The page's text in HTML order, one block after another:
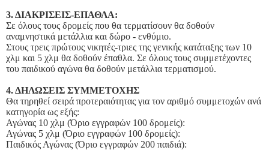
3. ΔΙΑΚΡΙΣΕΙΣ-ΕΠΑΘΛΑ:
Σε όλους τους δρομείς που θα τερματίσουν θα δοθούν
αναμνηστικά μετάλλια και δώρο - ενθύμιο.
Στους τρεις πρώτους νικητές-τριες της γενικής κατάταξης των 10
χλμ και 5 χλμ θα δοθούν έπαθλα. Σε όλους τους συμμετέχοντες
του παιδικού αγώνα θα δοθούν μετάλλια τερματισμού.
4. ΔΗΛΩΣΕΙΣ ΣΥΜΜΕΤΟΧΗΣ
Θα τηρηθεί σειρά προτεραιότητας για τον αριθμό συμμετοχών ανά
κατηγορία ως εξής:
Αγώνας 10 χλμ (Όριο εγγραφών 100 δρομείς):
Αγώνας 5 χλμ (Όριο εγγραφών 100 δρομείς):
Παιδικός Αγώνας (Όριο εγγραφών 200 παιδιά):